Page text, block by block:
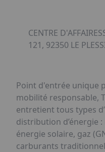
CENTRE
121, 92350 LE
Point d'entrée unique
mobilité responsable,
entretient tous types
distribution d’énergie
énergie solaire, gaz
carburants